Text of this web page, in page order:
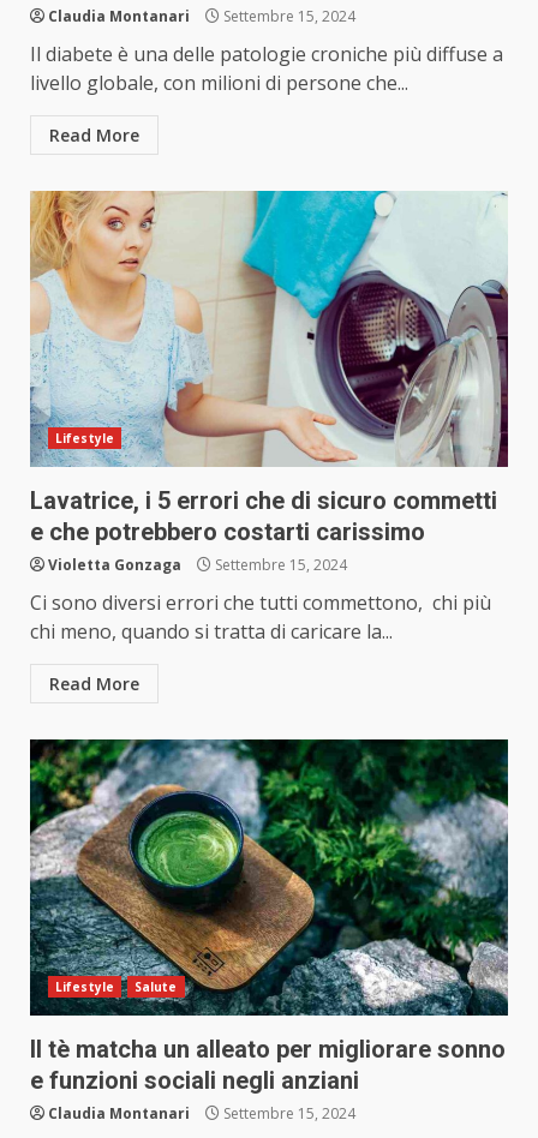
Claudia Montanari Settembre 15, 2024
Il diabete è una delle patologie croniche più diffuse a
livello globale, con milioni di persone che...
Read More
Lifestyle
Lavatrice, i 5 errori che di sicuro commetti
e che potrebbero costarti carissimo
Violetta Gonzaga Settembre 15, 2024
Ci sono diversi errori che tutti commettono, chi più
chi meno, quando si tratta di caricare la...
Read More
Lifestyle Salute
Il tè matcha un alleato per migliorare sonno
e funzioni sociali negli anziani
Claudia Montanari Settembre 15, 2024